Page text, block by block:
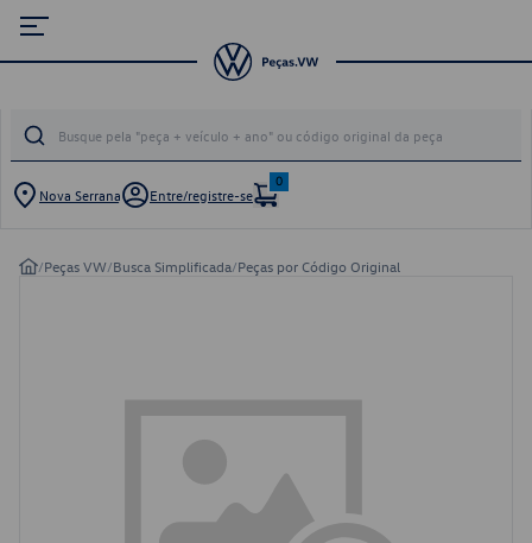
Nova Serrana Entre/registre-se
0
/Peças VW/Busca Simplificada/Peças por Código Original